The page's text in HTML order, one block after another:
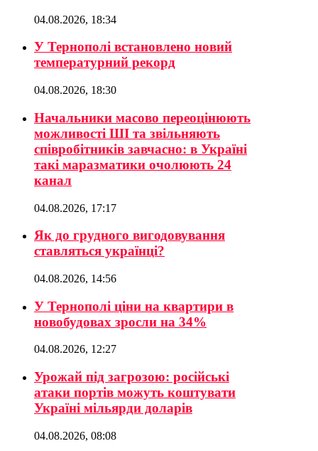
04.08.2026, 18:34
У Тернополі встановлено новий
температурний рекорд
04.08.2026, 18:30
Начальники масово переоцінюють
можливості ШІ та звільняють
співробітників завчасно: в Україні
такі маразматики очолюють 24
канал
04.08.2026, 17:17
Як до грудного вигодовування
ставляться українці?
04.08.2026, 14:56
У Тернополі ціни на квартири в
новобудовах зросли на 34%
04.08.2026, 12:27
Урожай під загрозою: російські
атаки портів можуть коштувати
Україні мільярди доларів
04.08.2026, 08:08